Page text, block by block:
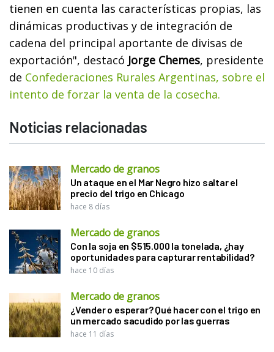
tienen en cuenta las características propias, las
dinámicas productivas y de integración de
cadena del principal aportante de divisas de
exportación", destacó Jorge Chemes, presidente
de Confederaciones Rurales Argentinas, sobre el
intento de forzar la venta de la cosecha.
Noticias relacionadas
Mercado de granos
Un ataque en el Mar Negro hizo saltar el
precio del trigo en Chicago
hace 8 días
Mercado de granos
Con la soja en $515.000 la tonelada, ¿hay
oportunidades para capturar rentabilidad?
hace 10 días
Mercado de granos
¿Vender o esperar? Qué hacer con el trigo en
un mercado sacudido por las guerras
hace 11 días